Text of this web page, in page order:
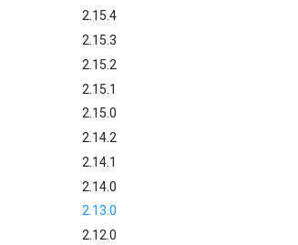
2.15.4
2.15.3
2.15.2
2.15.1
2.15.0
2.14.2
2.14.1
2.14.0
2.13.0
2.12.0